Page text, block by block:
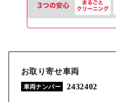
お取り寄せ車両
車両ナンバー 2432402